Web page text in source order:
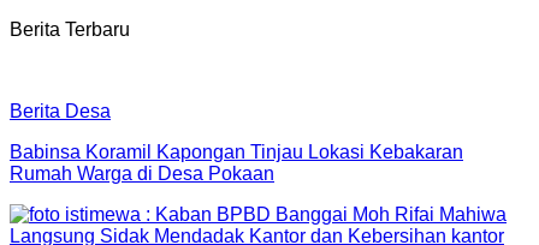
Berita Terbaru
Berita Desa
Babinsa Koramil Kapongan Tinjau Lokasi Kebakaran
Rumah Warga di Desa Pokaan